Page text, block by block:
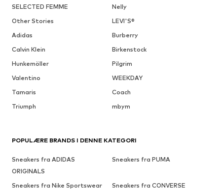
SELECTED FEMME
Nelly
Other Stories
LEVI'S®
Adidas
Burberry
Calvin Klein
Birkenstock
Hunkemöller
Pilgrim
Valentino
WEEKDAY
Tamaris
Coach
Triumph
mbym
POPULÆRE BRANDS I DENNE KATEGORI
Sneakers fra ADIDAS
ORIGINALS
Sneakers fra PUMA
Sneakers fra Nike Sportswear
Sneakers fra CONVERSE